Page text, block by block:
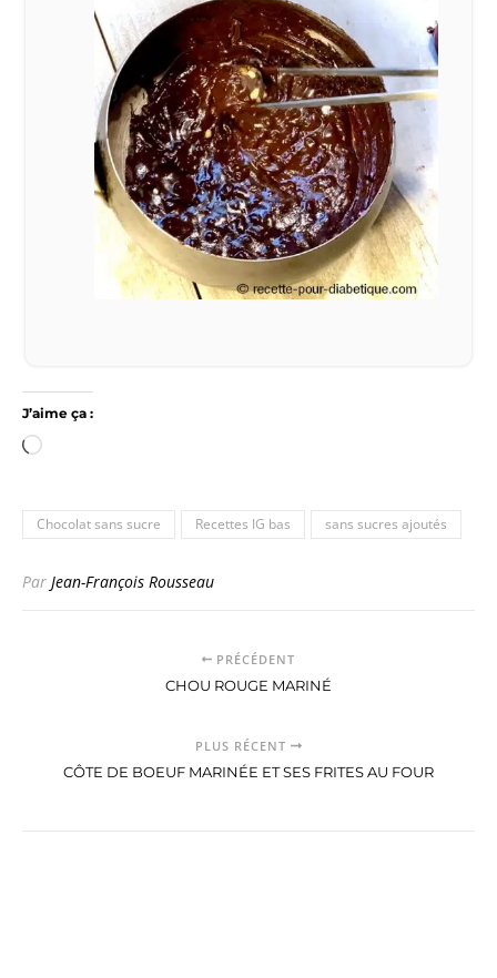
J’aime ça :
Chargement…
Chocolat sans sucre Recettes IG bas sans sucres ajoutés
Par Jean-François Rousseau
PRÉCÉDENT
CHOU ROUGE MARINÉ
PLUS RÉCENT
CÔTE DE BOEUF MARINÉE ET SES FRITES AU FOUR